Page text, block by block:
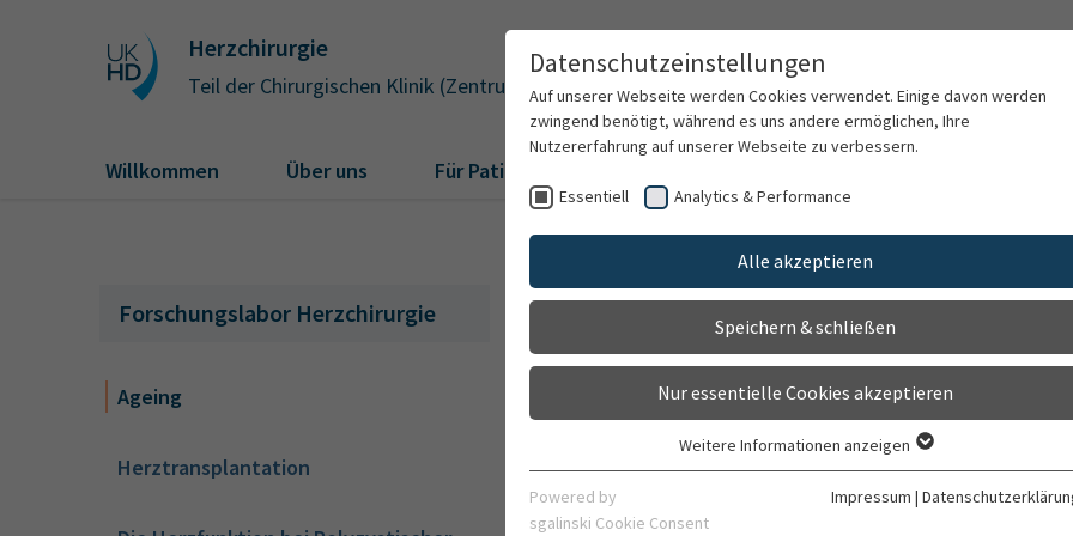
Herzchirurgie
Teil der Chirurgischen Klinik (Zentrum)
Willkommen Über uns Für Patienten
Das Altern ist ein
irreversiblen Verfall
verbunden mit
Forschungslabor Herzchirurgie
Ageing
Herztransplantation
Datenschutzeinstellungen
Auf unserer Webseite werden Cookies verwendet. Einige davon werden
zwingend benötigt, während es uns andere ermöglichen, Ihre
Nutzererfahrung auf unserer Webseite zu verbessern.
Essentiell Analytics & Performance
Alle akzeptieren
Speichern & schließen
Nur essentielle Cookies akzeptieren
Essentielle Cookies werden für grundlegende Funktionen der Webseite
benötigt. Dadurch ist gewährleistet, dass die Webseite einwandfrei
Weitere Informationen anzeigen
Powered by
sgalinski Cookie Consent
Impressum |